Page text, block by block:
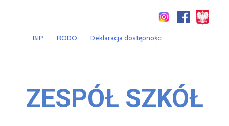
BIP
RODO Deklaracja dostępności
ZESPÓŁ SZKÓŁ